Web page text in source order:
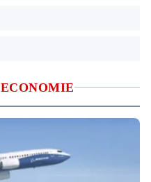
ECONOMIE